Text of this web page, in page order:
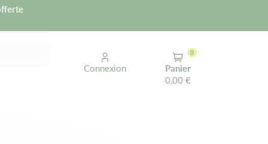
Connexion
Panier
0,00 €
0